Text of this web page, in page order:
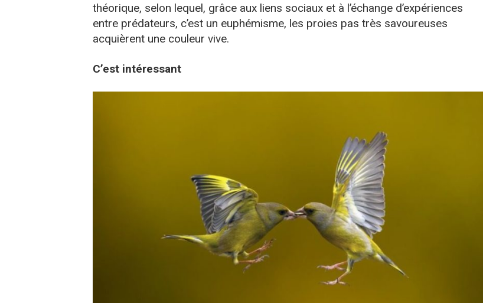
théorique, selon lequel, grâce aux liens sociaux et à l’échange d’expériences
entre prédateurs, c’est un euphémisme, les proies pas très savoureuses
acquièrent une couleur vive.
C’est intéressant